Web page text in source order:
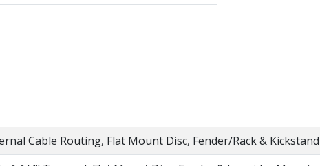
Cable Routing, Flat Mount Disc, Fender/Rack &